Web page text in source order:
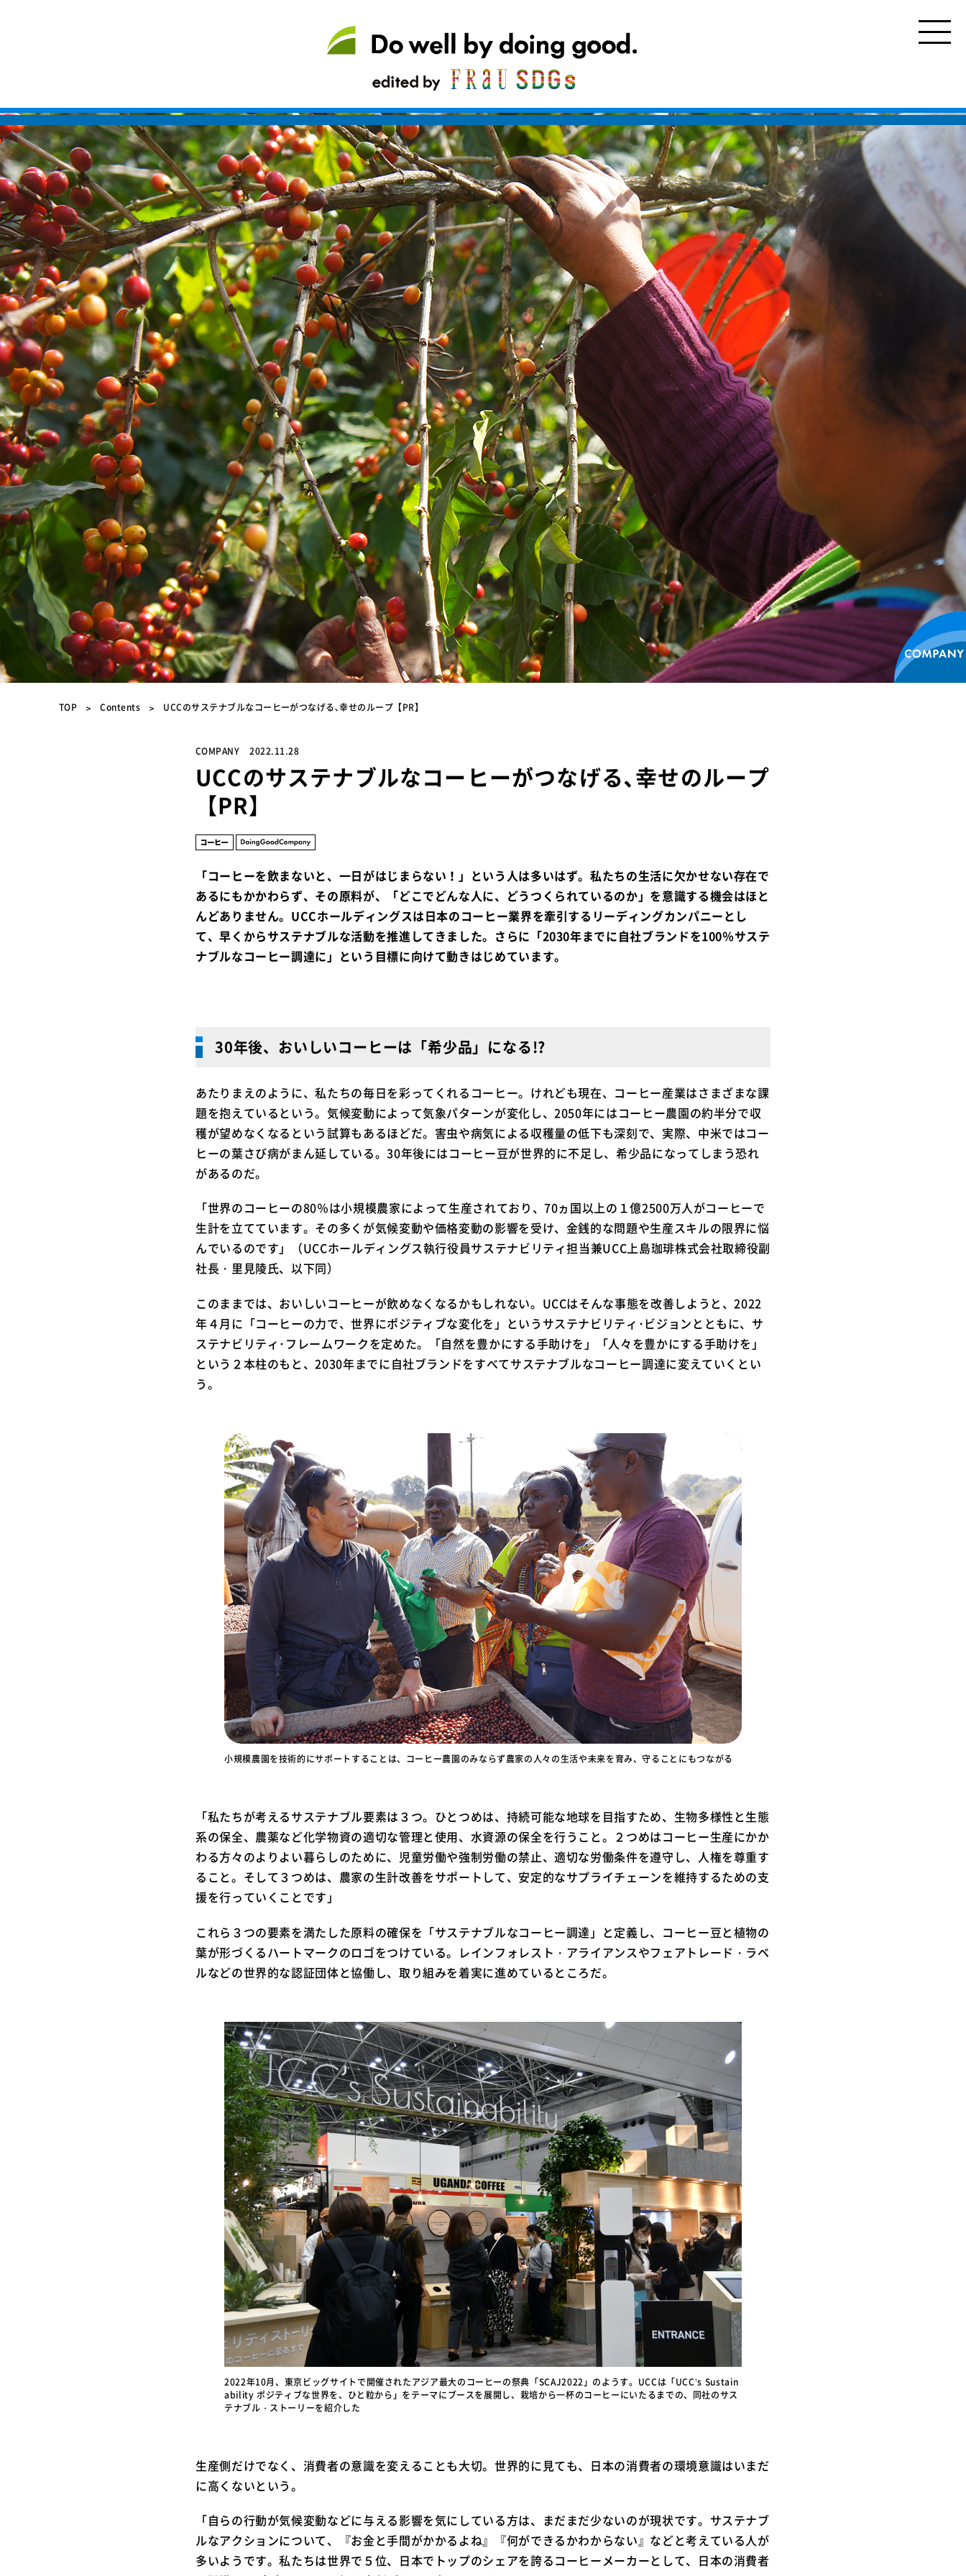
TOP Contents UCCのサステナブルなコーヒーがつなげる､幸せのループ【PR】
COMPANY 2022.11.28
UCCのサステナブルなコーヒーがつなげる､幸せのループ
【PR】
「コーヒーを飲まないと、一日がはじまらない！」という人は多いはず。私たちの生活に欠かせない存在で
あるにもかかわらず、その原料が、「どこでどんな人に、どうつくられているのか」を意識する機会はほと
んどありません。UCCホールディングスは日本のコーヒー業界を牽引するリーディングカンパニーとし
て、早くからサステナブルな活動を推進してきました。さらに「2030年までに自社ブランドを100％サステ
ナブルなコーヒー調達に」という目標に向けて動きはじめています。
30年後、おいしいコーヒーは「希少品」になる!?
あたりまえのように、私たちの毎日を彩ってくれるコーヒー。けれども現在、コーヒー産業はさまざまな課
題を抱えているという。気候変動によって気象パターンが変化し、2050年にはコーヒー農園の約半分で収
穫が望めなくなるという試算もあるほどだ。害虫や病気による収穫量の低下も深刻で、実際、中米ではコー
ヒーの葉さび病がまん延している。30年後にはコーヒー豆が世界的に不足し、希少品になってしまう恐れ
があるのだ。
「世界のコーヒーの80％は小規模農家によって生産されており、70ヵ国以上の１億2500万人がコーヒーで
生計を立てています。その多くが気候変動や価格変動の影響を受け、金銭的な問題や生産スキルの限界に悩
んでいるのです」（UCCホールディングス執行役員サステナビリティ担当兼UCC上島珈琲株式会社取締役副
社長・里見陵氏、以下同）
このままでは、おいしいコーヒーが飲めなくなるかもしれない。UCCはそんな事態を改善しようと、2022
年４月に「コーヒーの力で、世界にポジティブな変化を」というサステナビリティ･ビジョンとともに、サ
ステナビリティ･フレームワークを定めた。「自然を豊かにする手助けを」「人々を豊かにする手助けを」
という２本柱のもと、2030年までに自社ブランドをすべてサステナブルなコーヒー調達に変えていくとい
う。
小規模農園を技術的にサポートすることは、コーヒー農園のみならず農家の人々の生活や未来を育み、守ることにもつながる
「私たちが考えるサステナブル要素は３つ。ひとつめは、持続可能な地球を目指すため、生物多様性と生態
系の保全、農薬など化学物資の適切な管理と使用、水資源の保全を行うこと。２つめはコーヒー生産にかか
わる方々のよりよい暮らしのために、児童労働や強制労働の禁止、適切な労働条件を遵守し、人権を尊重す
ること。そして３つめは、農家の生計改善をサポートして、安定的なサプライチェーンを維持するための支
援を行っていくことです」
これら３つの要素を満たした原料の確保を「サステナブルなコーヒー調達」と定義し、コーヒー豆と植物の
葉が形づくるハートマークのロゴをつけている。レインフォレスト・アライアンスやフェアトレード・ラベ
ルなどの世界的な認証団体と協働し、取り組みを着実に進めているところだ。
2022年10月、東京ビッグサイトで開催されたアジア最大のコーヒーの祭典「SCAJ2022」のようす。UCCは「UCC’s Sustain
ability ポジティブな世界を、ひと粒から」をテーマにブースを展開し、栽培から一杯のコーヒーにいたるまでの、同社のサス
テナブル・ストーリーを紹介した
生産側だけでなく、消費者の意識を変えることも大切。世界的に見ても、日本の消費者の環境意識はいまだ
に高くないという。
「自らの行動が気候変動などに与える影響を気にしている方は、まだまだ少ないのが現状です。サステナブ
ルなアクションについて、『お金と手間がかかるよね』『何ができるかわからない』などと考えている人が
多いようです。私たちは世界で５位、日本でトップのシェアを誇るコーヒーメーカーとして、日本の消費者